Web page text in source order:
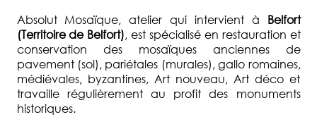
Absolut Mosaïque, atelier qui intervient à Belfort
(Territoire de Belfort), est spécialisé en restauration et
conservation des mosaïques anciennes de
pavement (sol), pariétales (murales), gallo romaines,
médiévales, byzantines, Art nouveau, Art déco et
travaille régulièrement au profit des monuments
historiques.